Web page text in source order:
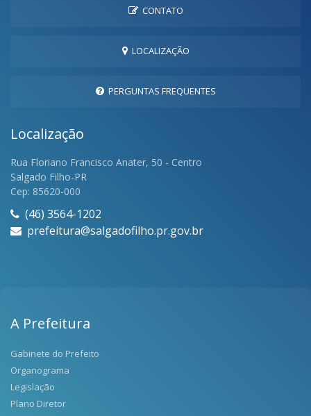
CONTATO
LOCALIZAÇÃO
PERGUNTAS FREQUENTES
Localização
Rua Floriano Francisco Anater, 50 - Centro
Salgado Filho-PR
Cep: 85620-000
(46) 3564-1202
prefeitura@salgadofilho.pr.gov.br
A Prefeitura
Gabinete do Prefeito
Organograma
Legislação
Plano Diretor